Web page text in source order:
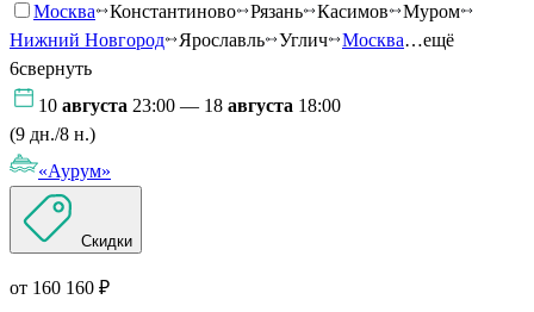
Москва Константиново Рязань Касимов
Муром
Нижний Новгород
Ярославль Углич Москва…ещё
6свернуть
10 августа 23:00 — 18 августа 18:00
(9 дн./8 н.)
«Аурум»
Скидки
от 160 160 ₽